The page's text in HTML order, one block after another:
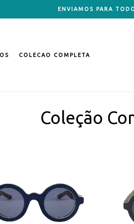
ENVIAMOS PARA
COLECAO COMPLETA
Coleção